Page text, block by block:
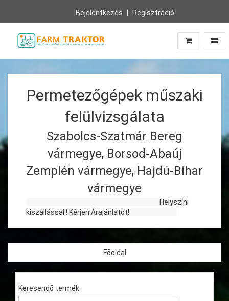
Bejelentkezés Regisztráció
Vissza
Permetezőgépek műszaki
felülvizsgálata
Szabolcs-Szatmár Bereg
vármegye, Borsod-Abaúj
Zemplén vármegye, Hajdú-Bihar
vármegye
Helyszíni
kiszállással!! Kérjen Árajánlatot!
Főoldal
Keresendő termék